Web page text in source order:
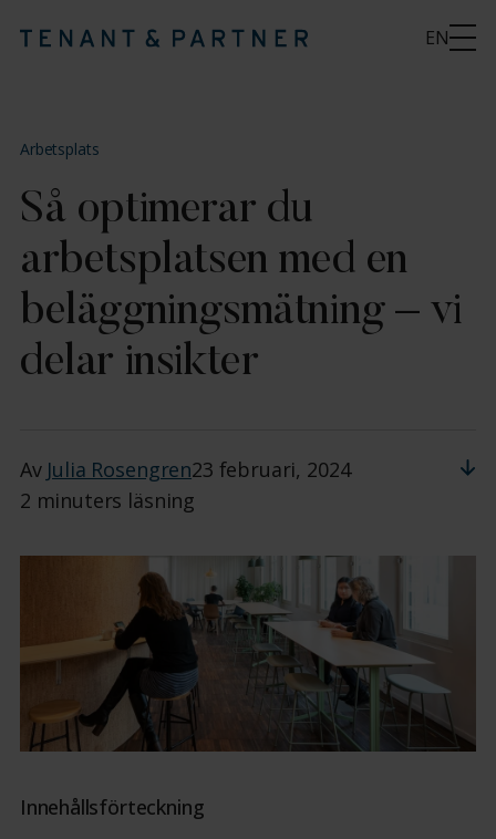
EN
Arbetsplats
Så optimerar du
arbetsplatsen med en
beläggningsmätning – vi
delar insikter
Av Julia Rosengren23 februari, 2024
2 minuters läsning
Innehållsförteckning